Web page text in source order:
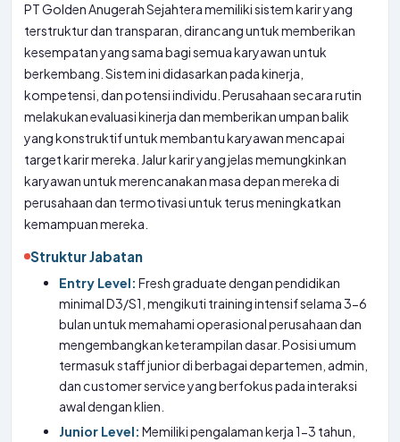
PT Golden Anugerah Sejahtera memiliki sistem karir yang
terstruktur dan transparan, dirancang untuk memberikan
kesempatan yang sama bagi semua karyawan untuk
berkembang. Sistem ini didasarkan pada kinerja,
kompetensi, dan potensi individu. Perusahaan secara rutin
melakukan evaluasi kinerja dan memberikan umpan balik
yang konstruktif untuk membantu karyawan mencapai
target karir mereka. Jalur karir yang jelas memungkinkan
karyawan untuk merencanakan masa depan mereka di
perusahaan dan termotivasi untuk terus meningkatkan
kemampuan mereka.
Struktur Jabatan
Entry Level: Fresh graduate dengan pendidikan
minimal D3/S1, mengikuti training intensif selama 3-6
bulan untuk memahami operasional perusahaan dan
mengembangkan keterampilan dasar. Posisi umum
termasuk staff junior di berbagai departemen, admin,
dan customer service yang berfokus pada interaksi
awal dengan klien.
Junior Level: Memiliki pengalaman kerja 1-3 tahun,